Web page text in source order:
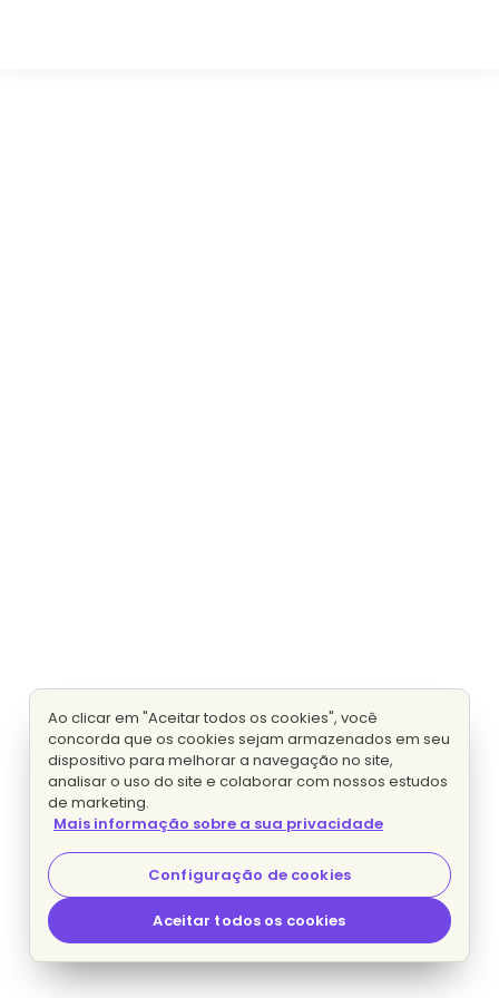
Ao clicar em "Aceitar todos os cookies", você
concorda que os cookies sejam armazenados em seu
dispositivo para melhorar a navegação no site,
analisar o uso do site e colaborar com nossos estudos
de marketing.
Mais informação sobre a sua privacidade
Configuração de cookies
Aceitar todos os cookies